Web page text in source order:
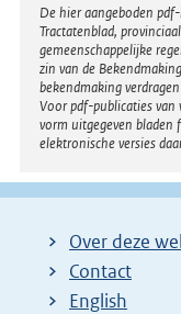
Disclaimer
De hier aangeboden
Tractatenblad,
gemeenschappelijke
zin van de
bekendmaking
Voor pdf-publicaties van
vorm uitgegeven bladen
elektronische versies
Over deze
Contact
English